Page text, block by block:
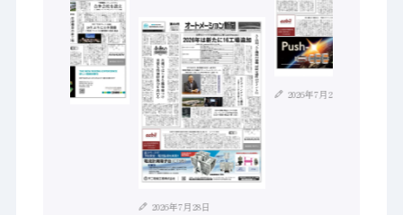
2026年7月28日
2026年7月21日